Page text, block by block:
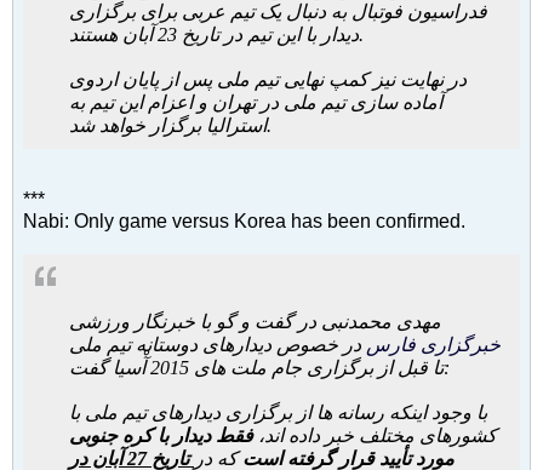
فدراسیون فوتبال به دنبال یک تیم عربی برای برگزاری
دیدار با این تیم در تاریخ 23 آبان هستند.
در نهایت نیز کمپ نهایی تیم ملی پس از پایان اردوی
آماده سازی تیم ملی در تهران و اعزام این تیم به
استرالیا برگزار خواهد شد.
***
Nabi: Only game versus Korea has been confirmed.
مهدی محمدنبی در گفت و گو با خبرنگار ورزشی
خبرگزاری فارس در خصوص دیدارهای دوستانه تیم ملی
تا قبل از برگزاری جام ملت های 2015 آْسیا گفت:
با وجود اینکه رسانه ها از برگزاری دیدارهای تیم ملی با
کشورهای مختلف خبر داده اند،فقط دیدار با کره جنوبی
مورد تأیید قرار گرفته استکه در
تاریخ 27 آبان در